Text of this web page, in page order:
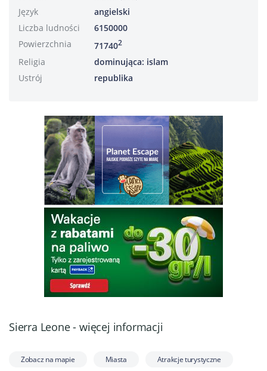
Język
angielski
Liczba ludności
6150000
Powierzchnia
717402
Religia
dominująca: islam
Ustrój
republika
Sierra Leone - więcej informacji
Zobacz na mapie Miasta Atrakcje turystyczne